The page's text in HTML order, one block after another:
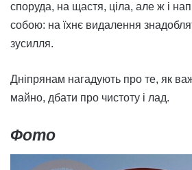
споруда, на щастя, ціла, але ж і
собою: на їхнє видалення
зусилля.
Дніпрянам нагадують про те, як
майно, дбати про чистоту і лад.
Фото